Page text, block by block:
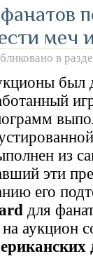
меч
в
был
из
эти
его
для
аукцион